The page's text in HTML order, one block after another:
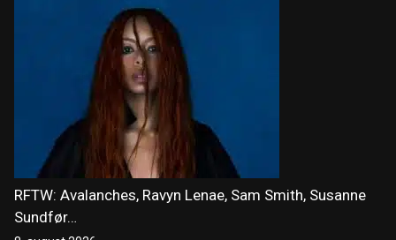
RFTW: Avalanches, Ravyn Lenae, Sam Smith, Susanne
Sundfør…